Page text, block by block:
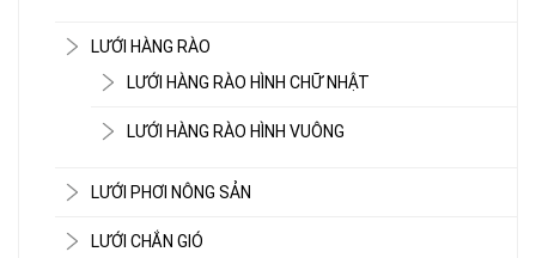
LƯỚI HÀNG RÀO
LƯỚI HÀNG RÀO HÌNH CHỮ NHẬT
LƯỚI HÀNG RÀO HÌNH VUÔNG
LƯỚI PHƠI NÔNG SẢN
LƯỚI CHẮN GIÓ
LƯỚI CHE NẮNG